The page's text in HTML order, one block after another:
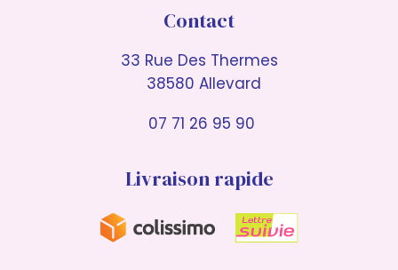
Contact
33 Rue Des Thermes
38580 Allevard
07 71 26 95 90
Livraison rapide